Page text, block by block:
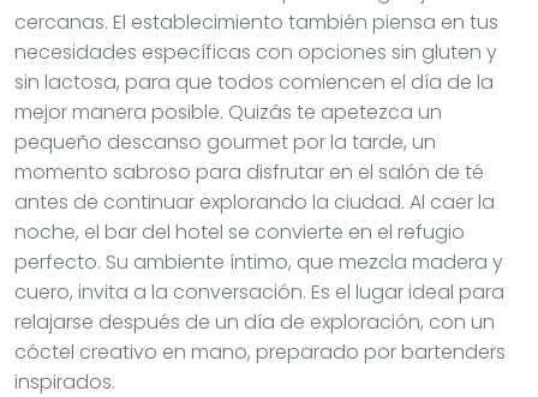
cercanas. El establecimiento también piensa en tus
necesidades específicas con opciones sin gluten y
sin lactosa, para que todos comiencen el día de la
mejor manera posible. Quizás te apetezca un
pequeño descanso gourmet por la tarde, un
momento sabroso para disfrutar en el salón de té
antes de continuar explorando la ciudad. Al caer la
noche, el bar del hotel se convierte en el refugio
perfecto. Su ambiente íntimo, que mezcla madera y
cuero, invita a la conversación. Es el lugar ideal para
relajarse después de un día de exploración, con un
cóctel creativo en mano, preparado por bartenders
inspirados.